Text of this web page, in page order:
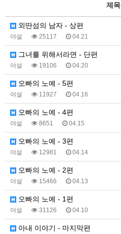
제목
외딴섬의 남자 - 상편
야설 25117 04.21
그녀를 위해서라면 - 단편
야설 19106 04.20
오빠의 노예 - 5편
야설 11927 04.16
오빠의 노예 - 4편
야설 8651 04.15
오빠의 노예 - 3편
야설 12981 04.14
오빠의 노예 - 2편
야설 15466 04.13
오빠의 노예 - 1편
야설 31126 04.10
아내 이야기 - 마지막편